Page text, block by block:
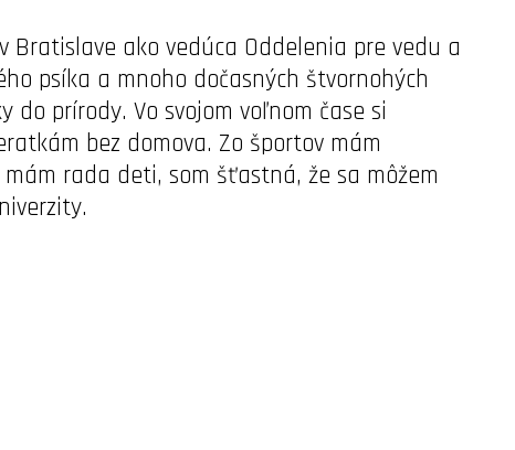
ako vedúca Oddelenia pre vedu a
psíka a mnoho dočasných štvornohých
prírody. Vo svojom voľnom čase si
bez domova. Zo športov mám
rada deti, som šťastná, že sa môžem